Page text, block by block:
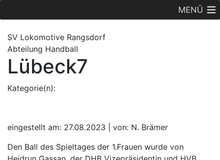
MENÜ
SV Lokomotive Rangsdorf
Abteilung Handball
Lübeck7
Kategorie(n):
eingestellt am: 27.08.2023 | von: N. Brämer
Den Ball des Spieltages der 1.Frauen wurde von